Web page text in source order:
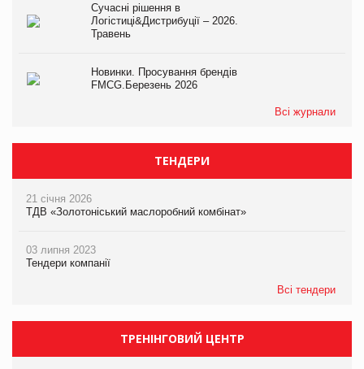
Сучасні рішення в
Логістиці&Дистрибуції – 2026.
Травень
Новинки. Просування брендів
FMCG.Березень 2026
Всі журнали
ТЕНДЕРИ
21 січня 2026
ТДВ «Золотоніський маслоробний комбінат»
03 липня 2023
Тендери компанії
Всі тендери
ТРЕНІНГОВИЙ ЦЕНТР